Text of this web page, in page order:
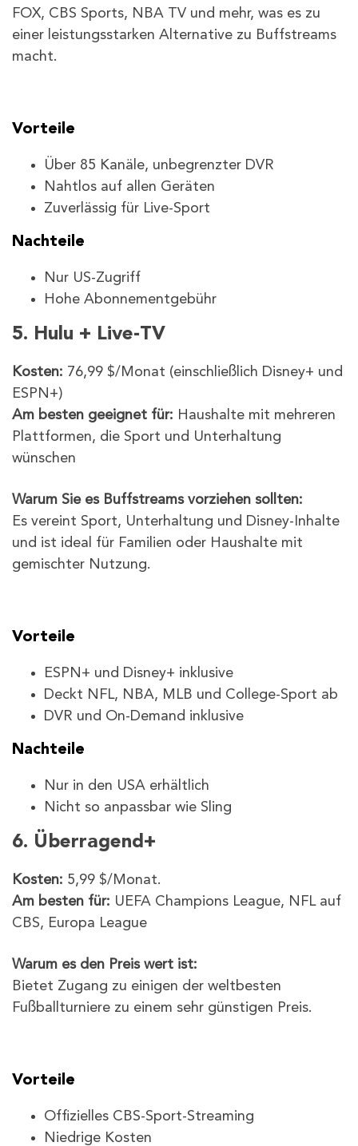
FOX, CBS Sports, NBA TV und mehr, was es zu
einer leistungsstarken Alternative zu Buffstreams
macht.
Vorteile
Über 85 Kanäle, unbegrenzter DVR
Nahtlos auf allen Geräten
Zuverlässig für Live-Sport
Nachteile
Nur US-Zugriff
Hohe Abonnementgebühr
5. Hulu + Live-TV
Kosten: 76,99 $/Monat (einschließlich Disney+ und
ESPN+)
Am besten geeignet für: Haushalte mit mehreren
Plattformen, die Sport und Unterhaltung
wünschen
Warum Sie es Buffstreams vorziehen sollten:
Es vereint Sport, Unterhaltung und Disney-Inhalte
und ist ideal für Familien oder Haushalte mit
gemischter Nutzung.
Vorteile
ESPN+ und Disney+ inklusive
Deckt NFL, NBA, MLB und College-Sport ab
DVR und On-Demand inklusive
Nachteile
Nur in den USA erhältlich
Nicht so anpassbar wie Sling
6. Überragend+
Kosten: 5,99 $/Monat.
Am besten für: UEFA Champions League, NFL auf
CBS, Europa League
Warum es den Preis wert ist:
Bietet Zugang zu einigen der weltbesten
Fußballturniere zu einem sehr günstigen Preis.
Vorteile
Offizielles CBS-Sport-Streaming
Niedrige Kosten